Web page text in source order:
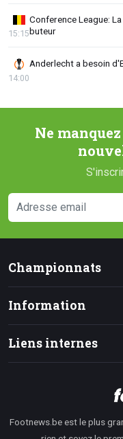
Conference League:
buteur
15:15
Anderlecht a besoin
14:00
Ne
Championnats
Information
Liens internes
Footnews.be est le plus